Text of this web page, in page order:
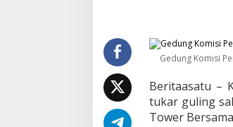
j
i
n
T
u
k
Gedung Komisi
Beritaasatu –
tukar guling
Tower